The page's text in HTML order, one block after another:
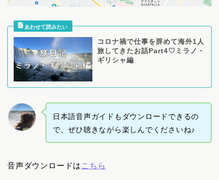
コロナ禍で仕事を辞めて海外1人
旅してきたお話Part4♡ミラノ・
ギリシャ編
日本語音声ガイドもダウンロードできるの
で、ぜひ聴きながら楽しんでくださいね♪
音声ダウンロードは こちら